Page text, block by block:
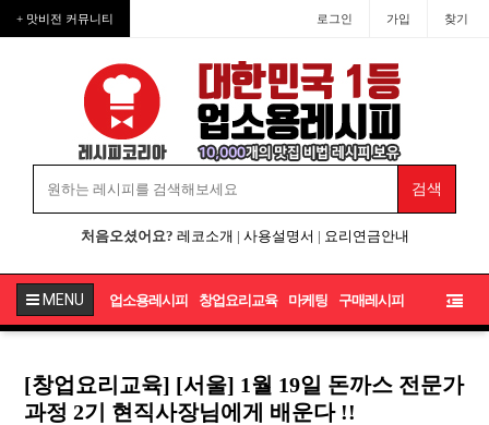
+ 맛비전 커뮤니티 로그인 가입 찾기
처음오셨어요? 레코소개 | 사용설명서 | 요리연금안내
MENU 업소용레시피 창업요리교육 마케팅 구매레시피
[창업요리교육] [서울] 1월 19일 돈까스 전문가
과정 2기 현직사장님에게 배운다 !!